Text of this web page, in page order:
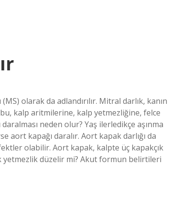
olarak da adlandırılır. Mitral darlık, kanın
kalp aritmilerine, kalp yetmezliğine, felce
neden olur? Yaş ilerledikçe aşınma
aort kapağı daralır. Aort kapak darlığı da
olabilir. Aort kapak, kalpte üç kapakçık
yetmezlik düzelir mi? Akut formun belirtileri